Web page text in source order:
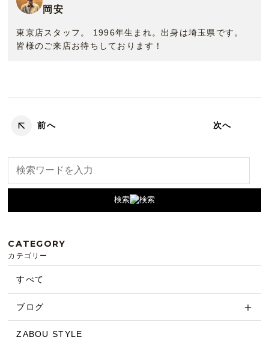
岡安
東京店スタッフ。 1996年生まれ。出身は埼玉県です。
皆様のご来店お待ちしております！
前へ 次へ
検索
CATEGORY
カテゴリー
すべて
ブログ
ZABOU STYLE